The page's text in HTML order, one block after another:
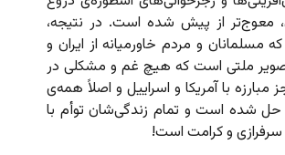
معوج‌تر از پیش شده است. در نتیجه،
مسلمانان و مردم خاورمیانه از ایران و
تصویر ملتی است که هیچ غم و مشکلی در
مبارزه با آمریکا و اسراییل و اصلاً همه‌ی
شده است و تمام زندگی‌شان توأم با
سرفرازی و کرامت است!